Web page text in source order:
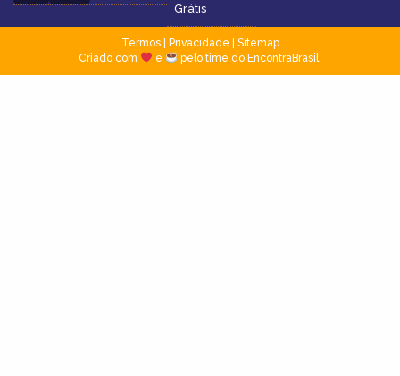
Grátis
Termos| Privacidade
Sitemap
Criado com
e pelo time do EncontraBrasil